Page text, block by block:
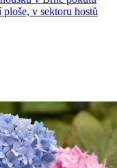
v sektoru hostů